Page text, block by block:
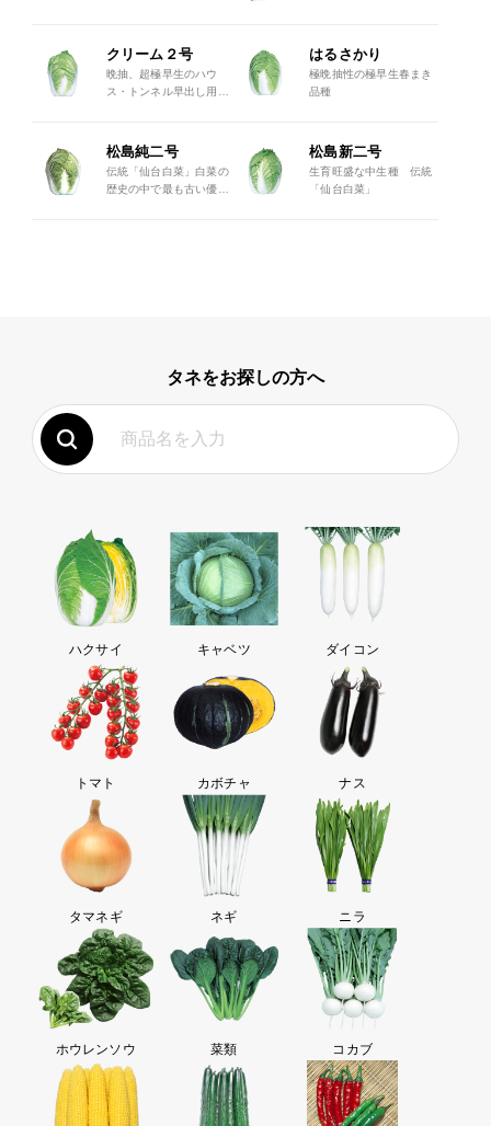
クリーム２号
晩抽、超極早生のハウ
ス・トンネル早出し用春
はるさかり
極晩抽性の極早生春まき
品種
松島純二号
伝統「仙台白菜」白菜の
歴史の中で最も古い優
松島新二号
生育旺盛な中生種 伝統
「仙台白菜」
タネをお探しの方へ
ハクサイ キャベツ ダイコン
トマト カボチャ ナス
タマネギ ネギ ニラ
ホウレンソウ 菜類 コカブ